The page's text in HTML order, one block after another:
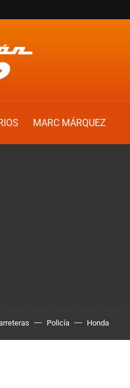
MARC MÁRQUEZ
Policía Honda